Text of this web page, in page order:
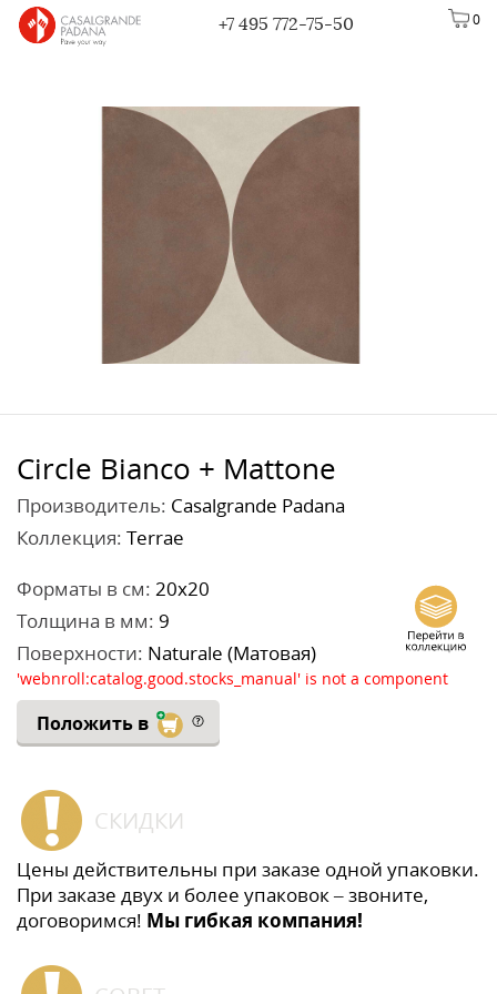
0
+7 495 772-75-50
Сircle Bianco + Mattone
Производитель: Casalgrande Padana
Коллекция: Terrae
Форматы в см: 20x20
Толщина в мм: 9
Поверхности: Naturale (Матовая)
'webnroll:catalog.good.stocks_manual' is not a component
Положить в
СКИДКИ
Цены действительны при заказе одной упаковки.
При заказе двух и более упаковок – звоните,
договоримся! Мы гибкая компания!